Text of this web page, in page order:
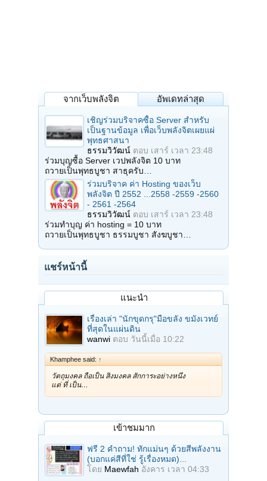
จากเว็บพลังจิต อัพเดทล่าสุด
เชิญร่วมบริจาคซื้อ Server สำหรับ
เป็นฐานข้อมูล เพื่อเว็บพลังจิตเผยแผ่
พุทธศาสนา
ธรรมวิวัฒน์ ตอบ เสาร์ เวลา 23:48
ร่วมบุญซื้อ Server เวปพลังจิต 10 บาท
ถวายเป็นพุทธบูชา สาธุครับ…
ร่วมบริจาค ค่า Hosting ของเว็บ
พลังจิต ปี 2552 ...2558 -2559 -2560
- 2561 -2564
ธรรมวิวัฒน์ ตอบ เสาร์ เวลา 23:48
ร่วมทำบุญ ค่า hosting = 10 บาท
ถวายเป็นพุทธบูชา ธรรมบูชา สังฆบูชา…
แชร์หน้านี้
แนะนำ
เรื่องเล่า "นักขุดกรุ"มือขลัง ขมังเวทย์
ที่สุดในแผ่นดิน
wanwi ตอบ วันนี้เมื่อ 10:22
Khamphee said: ↑
วัตถุมงคล ถือเป็น สิ่งมงคล สักการะอย่างหนึ่ง
แต่ ที่ เป็น…
เข้าชมมาก
ฟรี 2 คำถาม! ทักแม่นๆ ด้วยสีพลังงาน
(บอกแค่สีที่ใช่ รู้เรื่องหมด)...
โดย Maewfah อังคาร เวลา 04:33